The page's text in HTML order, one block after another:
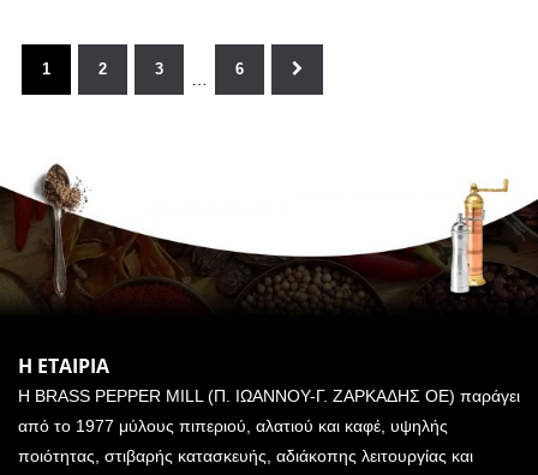
1 2 3 6
Η ΕΤΑΙΡΙΑ
Η BRASS PEPPER MILL (Π. ΙΩΑΝΝΟΥ-Γ. ΖΑΡΚΑΔΗΣ ΟΕ) παράγει
από το 1977 μύλους πιπεριού, αλατιού και καφέ, υψηλής
ποιότητας, στιβαρής κατασκευής, αδιάκοπης λειτουργίας και